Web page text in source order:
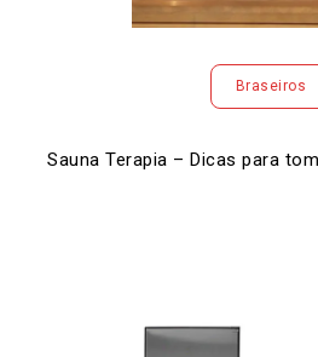
Braseiros
Sauna Terapia – Dicas para